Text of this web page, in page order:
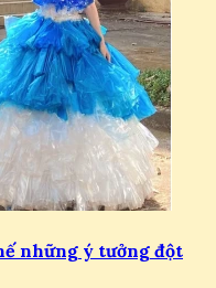
những ý tưởng đột